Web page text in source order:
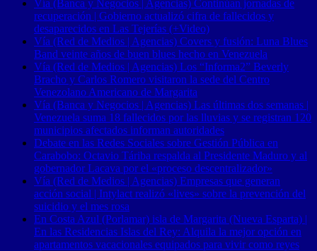
Vía (Banca y Negocios | Agencias) Continúan jornadas de
recuperación | Gobierno actualizó cifra de fallecidos y
desaparecidos en Las Tejerías (+Video)
Vía (Red de Medios | Agencias) Covers y fusión: Luna Blues
Band veinte años de buen blues hecho en Venezuela
Vía (Red de Medios | Agencias) Los “Informa2” Beverly
Bracho y Carlos Romero visitaron la sede del Centro
Venezolano Americano de Margarita
Vía (Banca y Negocios | Agencias) Las últimas dos semanas |
Venezuela suma 18 fallecidos por las lluvias y se registran 120
municipios afectados informan autoridades
Debate en las Redes Sociales sobre Gestión Pública en
Carabobo: Octavio Táriba respalda al Presidente Maduro y al
gobernador Lacava por el «proceso descentralizador»
Vía (Red de Medios | Agencias) Empresas que generan
acción social | Intylact realizó «lives» sobre la prevención del
suicidio y el mes rosa
En Costa Azul (Porlamar) isla de Margarita (Nueva Esparta) |
En las Residencias Islas del Rey: Alquila la mejor opción en
apartamentos vacacionales equipados para vivir como reyes